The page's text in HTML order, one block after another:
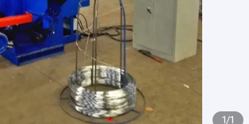
1/1